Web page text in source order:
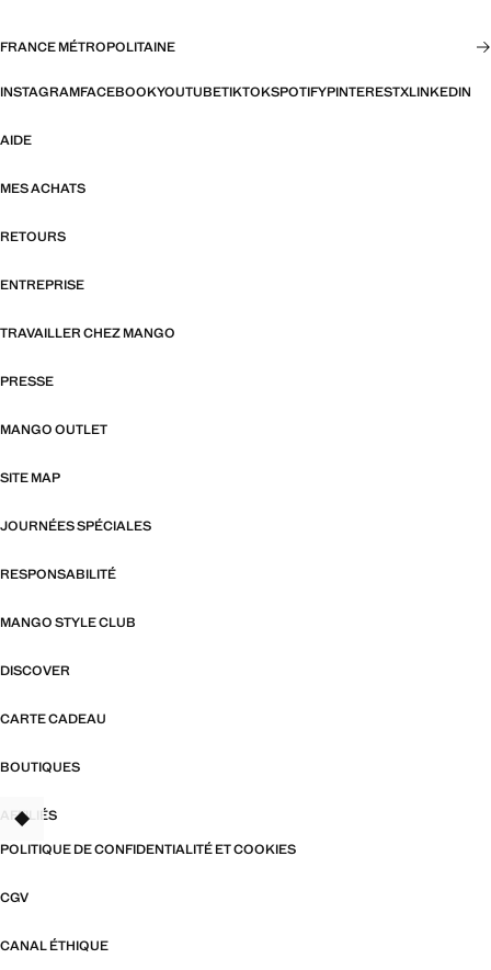
FRANCE MÉTROPOLITAINE
INSTAGRAMFACEBOOKYOUTUBETIKTOKSPOTIFYPINTERESTXLINKEDIN
AIDE
MES ACHATS
RETOURS
ENTREPRISE
TRAVAILLER CHEZ MANGO
PRESSE
MANGO OUTLET
SITE MAP
JOURNÉES SPÉCIALES
RESPONSABILITÉ
MANGO STYLE CLUB
DISCOVER
CARTE CADEAU
BOUTIQUES
AFFILIÉS
POLITIQUE DE CONFIDENTIALITÉ ET COOKIES
CGV
CANAL ÉTHIQUE